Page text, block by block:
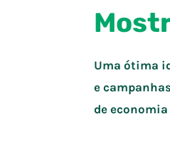
Uma ótima
e
de